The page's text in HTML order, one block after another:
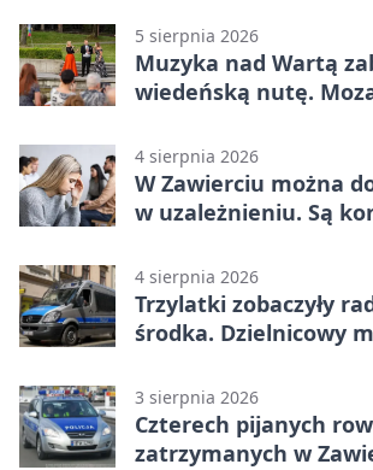
5 sierpnia 2026
Muzyka nad Wartą
wiedeńską nutę.
4 sierpnia 2026
W Zawierciu można
w uzależnieniu. Są
4 sierpnia 2026
Trzylatki zobaczyły
środka. Dzielnicowy
3 sierpnia 2026
Czterech pijanych
zatrzymanych w